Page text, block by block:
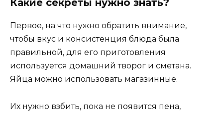
Какие секреты нужно знать?
Первое, на что нужно обратить внимание,
чтобы вкус и консистенция блюда была
правильной, для его приготовления
используется домашний творог и сметана.
Яйца можно использовать магазинные.
Их нужно взбить, пока не появится пена,